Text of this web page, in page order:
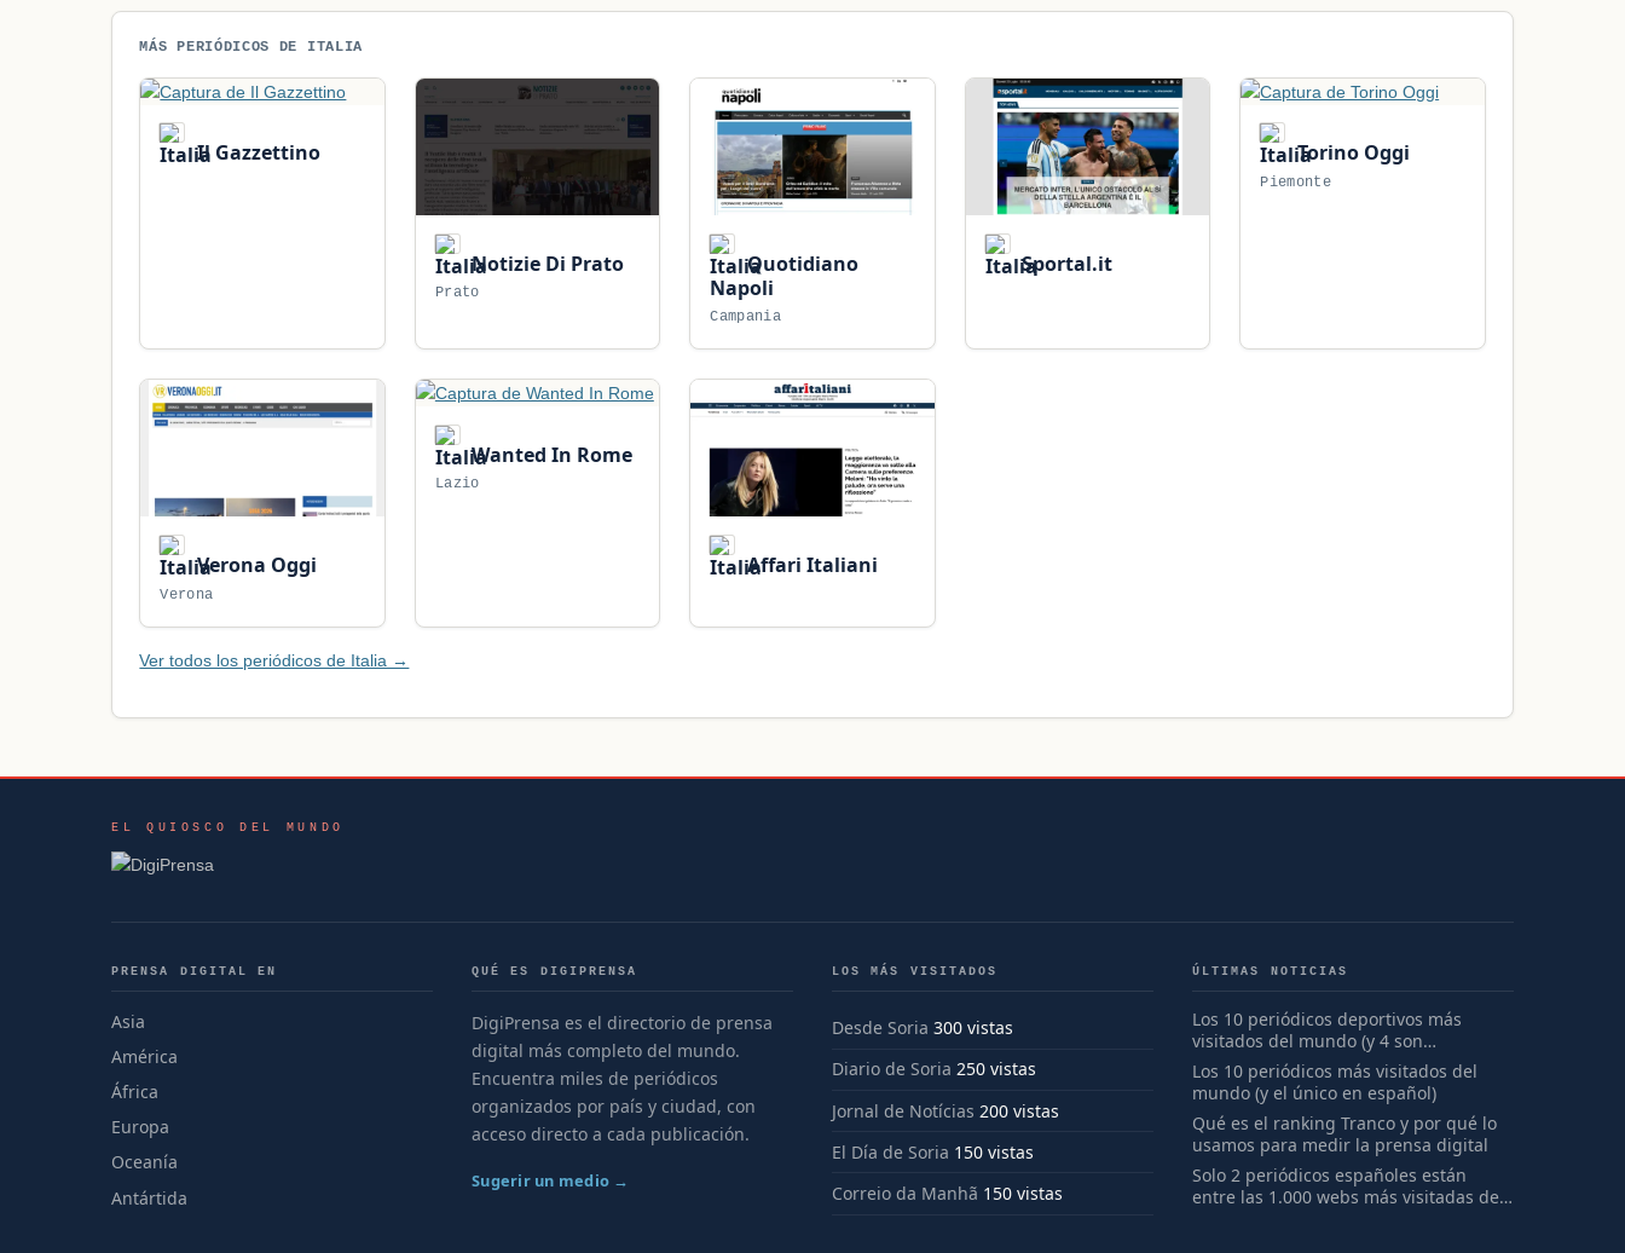
MÁS PERIÓDICOS DE ITALIA
Il Gazzettino
Notizie Di Prato
Prato
Quotidiano
Napoli
Campania
Sportal.it
Torino Oggi
Piemonte
Verona Oggi
Verona
Wanted In Rome
Lazio
Affari Italiani
Ver todos los periódicos de Italia →
EL QUIOSCO DEL MUNDO
PRENSA DIGITAL EN
Asia
América
África
Europa
Oceanía
Antártida
QUÉ ES DIGIPRENSA
DigiPrensa es el directorio de prensa
digital más completo del mundo.
Encuentra miles de periódicos
organizados por país y ciudad, con
acceso directo a cada publicación.
Sugerir un medio →
LOS MÁS VISITADOS
Desde Soria 300 vistas
Diario de Soria 250 vistas
Jornal de Notícias 200 vistas
El Día de Soria 150 vistas
Correio da Manhã 150 vistas
ÚLTIMAS NOTICIAS
Los 10 periódicos deportivos más
visitados del mundo (y 4 son
españoles)
Los 10 periódicos más visitados del
mundo (y el único en español)
Qué es el ranking Tranco y por qué lo
usamos para medir la prensa digital
Solo 2 periódicos españoles están
entre las 1.000 webs más visitadas del